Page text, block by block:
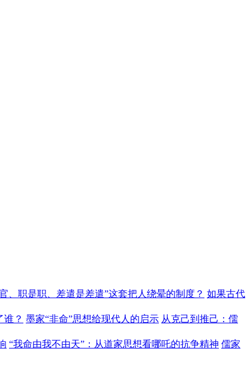
、职是职、差遣是差遣”这套把人绕晕的制度？ 如果古代
谁？ 墨家“非命”思想给现代人的启示 从克己到推己：儒
“我命由我不由天”：从道家思想看哪吒的抗争精神 儒家